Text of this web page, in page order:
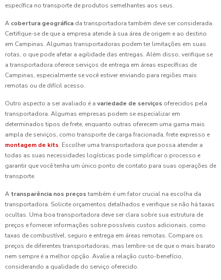
específica no transporte de produtos semelhantes aos seus.
A cobertura geográfica da transportadora também deve ser considerada.
Certifique-se de que a empresa atende à sua área de origem e ao destino
em Campinas. Algumas transportadoras podem ter limitações em suas
rotas, o que pode afetar a agilidade das entregas. Além disso, verifique se
a transportadora oferece serviços de entrega em áreas específicas de
Campinas, especialmente se você estiver enviando para regiões mais
remotas ou de difícil acesso.
Outro aspecto a ser avaliado é a variedade de serviços oferecidos pela
transportadora. Algumas empresas podem se especializar em
determinados tipos de frete, enquanto outras oferecem uma gama mais
ampla de serviços, como transporte de carga fracionada, frete expresso e
montagem de kits. Escolher uma transportadora que possa atender a
todas as suas necessidades logísticas pode simplificar o processo e
garantir que você tenha um único ponto de contato para suas operações de
transporte.
A transparência nos preços também é um fator crucial na escolha da
transportadora. Solicite orçamentos detalhados e verifique se não há taxas
ocultas. Uma boa transportadora deve ser clara sobre sua estrutura de
preços e fornecer informações sobre possíveis custos adicionais, como
taxas de combustível, seguro e entrega em áreas remotas. Compare os
preços de diferentes transportadoras, mas lembre-se de que o mais barato
nem sempre é a melhor opção. Avalie a relação custo-benefício,
considerando a qualidade do serviço oferecido.